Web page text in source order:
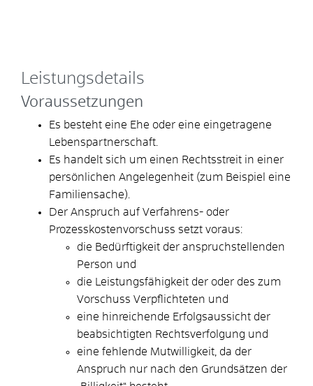
Leistungsdetails
Voraussetzungen
Es besteht eine Ehe oder eine eingetragene
Lebenspartnerschaft.
Es handelt sich um einen Rechtsstreit in einer
persönlichen Angelegenheit (zum Beispiel eine
Familiensache)
Der Anspruch auf Verfahrens- oder
Prozesskostenvorschuss setzt voraus:
die Bedürftigkeit der anspruchstellenden
Person und
die Leistungsfähigkeit der oder des zum
Vorschuss Verpflichteten und
eine hinreichende Erfolgsaussicht der
beabsichtigten Rechtsverfolgung und
eine fehlende Mutwilligkeit , da der
Anspruch nur nach den Grundsätzen der